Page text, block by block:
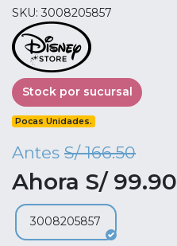
SKU: 3008205857
Stock por sucursal
Pocas Unidades.
Antes S/ 166.50
Ahora S/ 99.90
3008205857